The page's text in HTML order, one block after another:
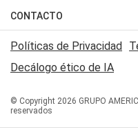
Judiciales
Economia
Trucos caseros
Series y Películas
Edictos y Solicitadas
Mundial
Automovilismo
Rugby
Básquet
Canal 7 en Vivo
San Juan 8
CONTACTO
Acerca de Nosotros
Contactanos
Políticas de Privacidad
Decálogo ético de IA
© Copyright 2026 GRUPO
reservados